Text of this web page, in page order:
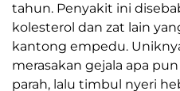
tahun. Penyakit ini
kolesterol dan zat lain
kantong empedu.
merasakan gejala apa
parah, lalu timbul nyeri